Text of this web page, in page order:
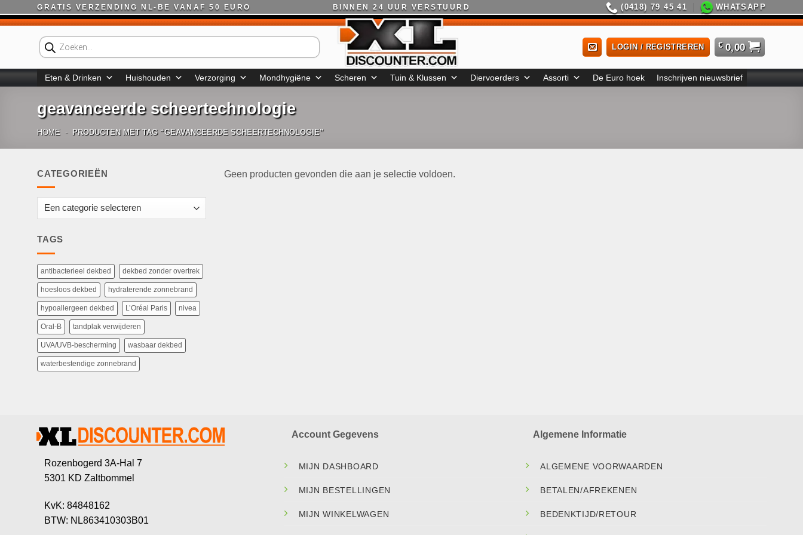
naar
GRATIS VERZENDING NL-BE VANAF 50 EURO BINNEN 24 UUR VERSTUURD (0418) 79 45 41 WHATSAPP
Producten
zoeken
LOGIN / REGISTREREN € 0,00
Eten & Drinken Huishouden Verzorging Mondhygiëne Scheren Tuin & Klussen Diervoerders Assorti De Euro hoek Inschrijven nieuwsbrief
geavanceerde scheertechnologie
HOME - PRODUCTEN MET TAG “GEAVANCEERDE SCHEERTECHNOLOGIE”
CATEGORIEËN
TAGS
antibacterieel dekbed dekbed zonder overtrek
hoesloos dekbed hydraterende zonnebrand
hypoallergeen dekbed L’Oréal Paris nivea
Oral-B tandplak verwijderen
UVA/UVB-bescherming wasbaar dekbed
waterbestendige zonnebrand
Geen producten gevonden die aan je selectie voldoen.
Rozenbogerd 3A-Hal 7
5301 KD Zaltbommel
KvK: 84848162
BTW: NL863410303B01
Account Gegevens
MIJN DASHBOARD
MIJN BESTELLINGEN
MIJN WINKELWAGEN
Algemene Informatie
ALGEMENE VOORWAARDEN
BETALEN/AFREKENEN
BEDENKTIJD/RETOUR